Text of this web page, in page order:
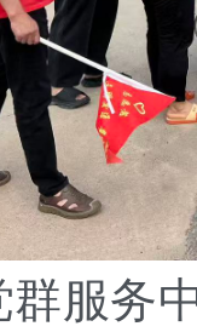
服务